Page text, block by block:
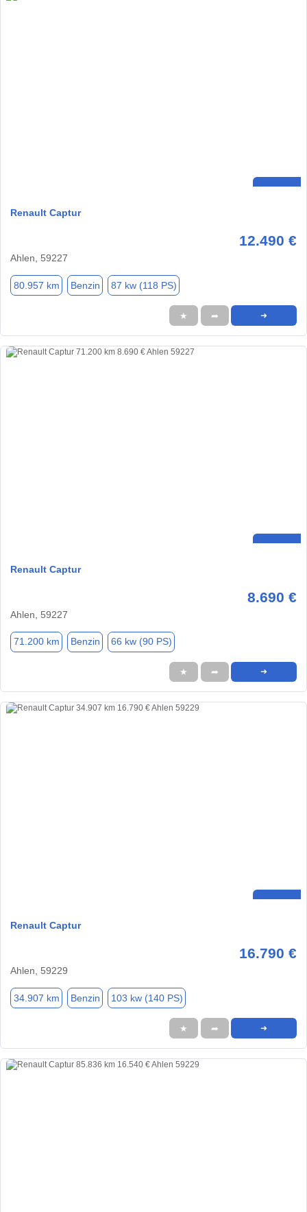
Renault Captur
12.490 €
Ahlen, 59227
80.957 km Benzin 87 kw (118 PS)
★ ➦ ➜
Renault Captur
8.690 €
Ahlen, 59227
71.200 km Benzin 66 kw (90 PS)
★ ➦ ➜
Renault Captur
16.790 €
Ahlen, 59229
34.907 km Benzin 103 kw (140 PS)
★ ➦ ➜